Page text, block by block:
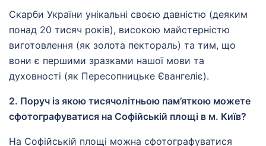
Скарби України унікальні своєю давністю (деяким
понад 20 тисяч років), високою майстерністю
виготовлення (як золота пектораль) та тим, що
вони є першими зразками нашої мови та
духовності (як Пересопницьке Євангеліє).
2. Поруч із якою тисячолітньою пам’яткою можете
сфотографуватися на Софійській площі в м. Київ?
На Софійській площі можна сфотографуватися